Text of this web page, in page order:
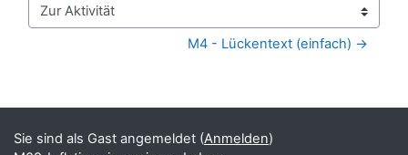
Zur Aktivität
M4 - Lückentext (einfach) →
Ergänzungsblöcke
Sie sind als Gast angemeldet (Anmelden)